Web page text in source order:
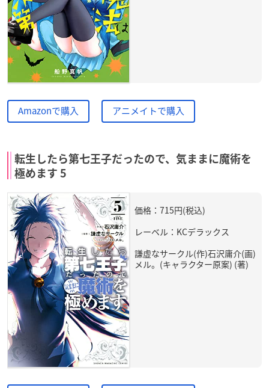
Amazonで購入 アニメイトで購入
転生したら第七王子だったので、気ままに魔術を
極めます 5
価格：715円(税込)
レーベル：KCデラックス
謙虚なサークル(作)石沢庸介(画)
メル。(キャラクター原案) (著)